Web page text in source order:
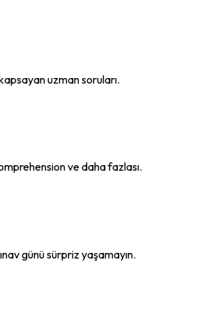
uzman soruları.
ve daha fazlası.
günü sürpriz yaşamayın.